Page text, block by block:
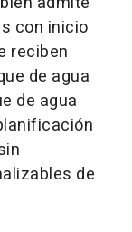
con inicio
reciben
de agua
de agua
de